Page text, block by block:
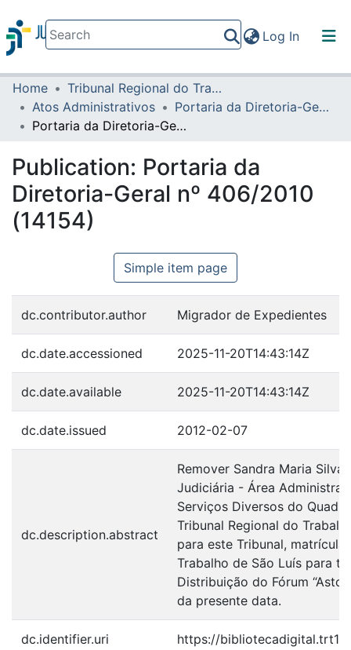
Log In(current)
Communities & Collections
All of DSpace
Home
Tribunal Regional do Trabalho da 16ª Região
Atos Administrativos
Portaria da Diretoria-Geral
Portaria da Diretoria-Geral nº 406/2010 (14154)
Publication: Portaria da
Diretoria-Geral nº 406/2010
(14154)
Simple item page
dc.contributor.author Migrador de Expedientes
dc.date.accessioned 2025-11-20T14:43:14Z
dc.date.available 2025-11-20T14:43:14Z
dc.date.issued 2012-02-07
dc.description.abstract
Remover Sandra Maria Silva
Judiciária - Área
Serviços Diversos do
Tribunal Regional do
para este Tribunal, matrícula
Trabalho de São Luís para
Distribuição do Fórum
da presente data.
dc.identifier.uri https://